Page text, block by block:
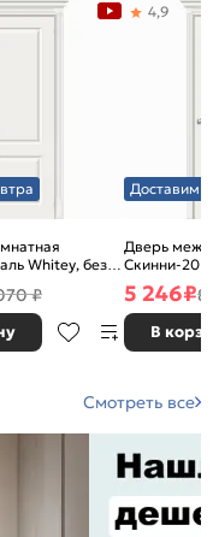
Whitey, без
без стекла,
₽
Доставим
Дверь
Скинни-20
декора,
без кромки,
4,9
5 246₽8
В
Смотреть все